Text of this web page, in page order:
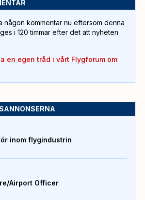
någon kommentar nu eftersom denna
i 120 timmar efter det att nyheten
en egen tråd i vårt Flygforum om
inom flygindustrin
Airport Officer